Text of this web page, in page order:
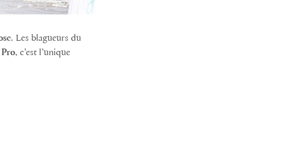
. Les blagueurs du
Pro, c’est l’unique